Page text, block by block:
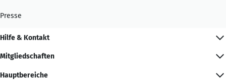
Presse
Hilfe & Kontakt
Mitgliedschaften
Hauptbereiche